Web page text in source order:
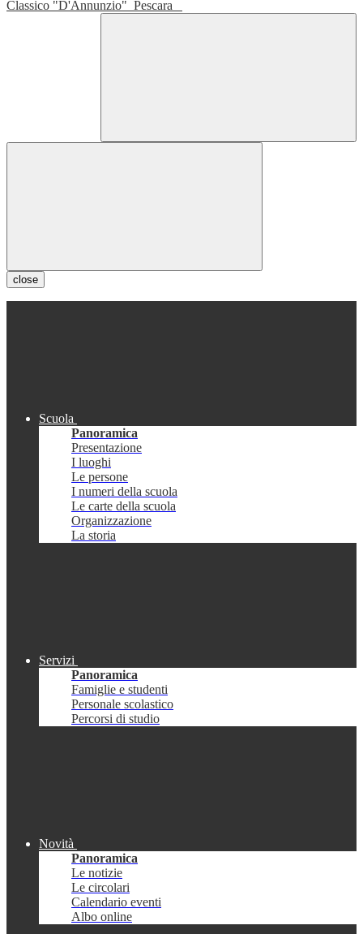
Classico "D'Annunzio" Pescara
close
Scuola
Panoramica
Presentazione
I luoghi
Le persone
I numeri della scuola
Le carte della scuola
Organizzazione
La storia
Servizi
Panoramica
Famiglie e studenti
Personale scolastico
Percorsi di studio
Novità
Panoramica
Le notizie
Le circolari
Calendario eventi
Albo online